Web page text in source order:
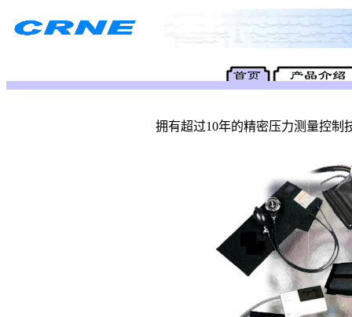
拥有超过10年的精密压力测量控制